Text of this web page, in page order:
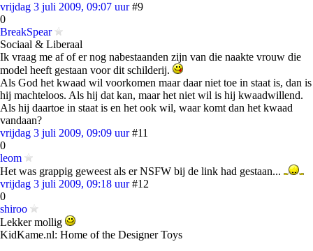
vrijdag 3 juli 2009, 09:07 uur #9
0
BreakSpear
Sociaal & Liberaal
Ik vraag me af of er nog nabestaanden zijn van die naakte vrouw die
model heeft gestaan voor dit schilderij.
Als God het kwaad wil voorkomen maar daar niet toe in staat is, dan is
hij machteloos. Als hij dat kan, maar het niet wil is hij kwaadwillend.
Als hij daartoe in staat is en het ook wil, waar komt dan het kwaad
vandaan?
vrijdag 3 juli 2009, 09:09 uur #11
0
leom
Het was grappig geweest als er NSFW bij de link had gestaan...
vrijdag 3 juli 2009, 09:18 uur #12
0
shiroo
Lekker mollig
KidKame.nl: Home of the Designer Toys